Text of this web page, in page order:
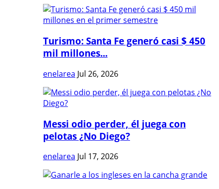
Turismo: Santa Fe generó casi $ 450
mil millones...
enelarea Jul 26, 2026
Messi odio perder, él juega con
pelotas ¿No Diego?
enelarea Jul 17, 2026